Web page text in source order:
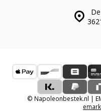
© Napoleonbestek.nl |